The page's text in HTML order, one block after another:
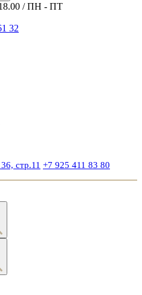
/ ПН - ПТ
32
стр.11 +7 925 411 83 80